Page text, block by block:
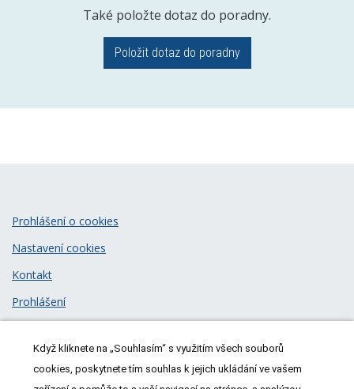
Také položte dotaz do poradny.
Položit dotaz do poradny
© 2026MeDitorial| ISSN 1805-3408
Prohlášení o cookies
Nastavení cookies
Kontakt
Prohlášení
Když kliknete na „Souhlasím“ s využitím všech souborů
cookies, poskytnete tím souhlas k jejich ukládání ve vašem